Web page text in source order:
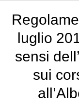
luglio
sensi
sui